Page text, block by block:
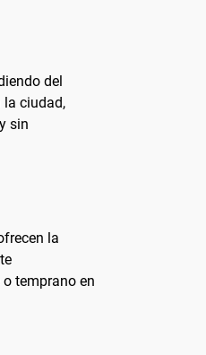
del
la ciudad,
sin
la
temprano en